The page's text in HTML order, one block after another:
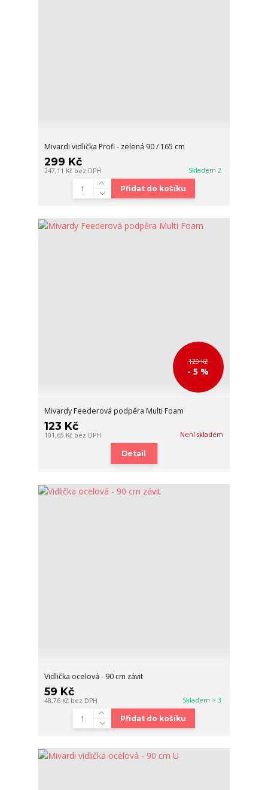
Mivardi vidlička Profi - zelená 90 / 165 cm
299 Kč
247,11 Kč bez DPH Skladem 2
Přidat do košíku
129 Kč
- 5 %
Mivardy Feederová podpěra Multi Foam
123 Kč
101,65 Kč bez DPH Není skladem
Detail
Vidlička ocelová - 90 cm závit
59 Kč
48,76 Kč bez DPH Skladem > 3
Přidat do košíku